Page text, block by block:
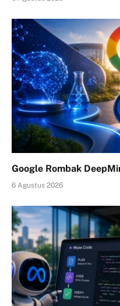
Google Rombak
6 Agustus 2026